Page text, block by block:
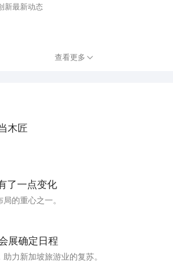
新最新动态
查看更多
木匠
了一点变化
的重心之一。
展确定日程
力新加坡旅游业的复苏。